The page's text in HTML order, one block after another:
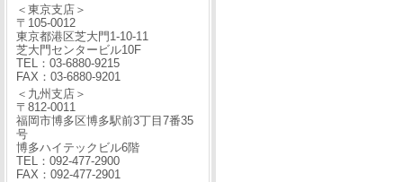
＜東京支店＞
〒105-0012
東京都港区芝大門1-10-11
芝大門センタービル10F
TEL：03-6880-9215
FAX：03-6880-9201
＜九州支店＞
〒812-0011
福岡市博多区博多駅前3丁目7番35
号
博多ハイテックビル6階
TEL：092-477-2900
FAX：092-477-2901